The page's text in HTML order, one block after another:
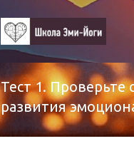
Тест 1.
развития